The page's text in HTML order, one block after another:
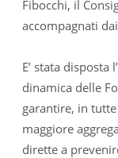
Fibocchi, il
accompagnati
E’ stata
dinamica delle
garantire, in
maggiore
dirette a